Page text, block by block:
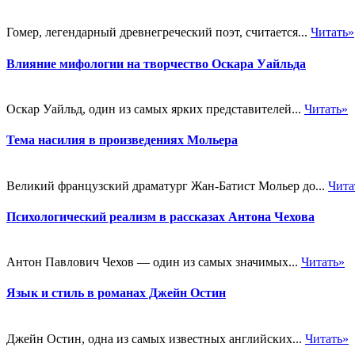
Гомер, легендарный древнегреческий поэт, считается... Читать»
Влияние мифологии на творчество Оскара Уайльда
Оскар Уайльд, один из самых ярких представителей... Читать»
Тема насилия в произведениях Мольера
Великий французский драматург Жан-Батист Мольер до...
Психологический реализм в рассказах Антона Чехова
Антон Павлович Чехов — один из самых значимых... Читать»
Язык и стиль в романах Джейн Остин
Джейн Остин, одна из самых известных английских... Читать»